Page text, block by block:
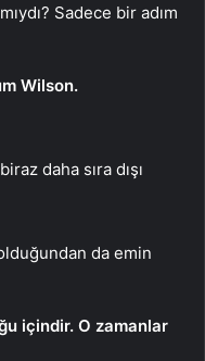
Sadece bir adım
Wilson.
daha sıra dışı
da emin
içindir. O zamanlar